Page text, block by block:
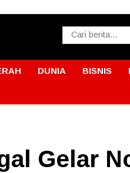
DUNIA BISNIS
Gelar